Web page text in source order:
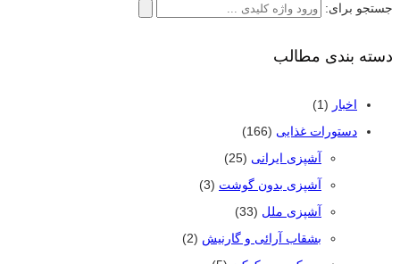
جستجو برای:
دسته بندی مطالب
اخبار (1)
دستورات غذایی (166)
آشپزی ایرانی (25)
آشپزی بدون گوشت (3)
آشپزی ملل (33)
بشقاب آرائی و گارنیش (2)